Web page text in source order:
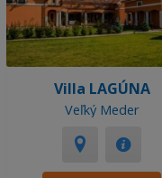
Villa LAGÚNA
Veľký Meder